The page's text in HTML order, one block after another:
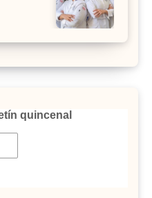
quincenal